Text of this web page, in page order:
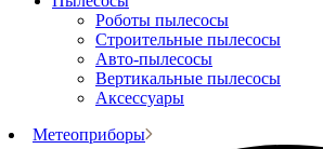
Роботы пылесосы
Строительные пылесосы
Авто-пылесосы
Вертикальные пылесосы
Аксессуары
Метеоприборы